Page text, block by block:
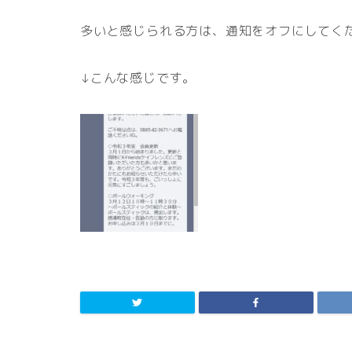
多いと感じられる方は、通知をオフにしてく
↓こんな感じです。